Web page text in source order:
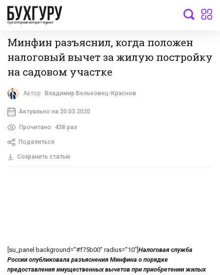
бухгалтерский интернет-журнал
Минфин разъяснил, когда положен
налоговый вычет за жилую постройку
на садовом участке
Автор: Владимир Бельковец-Краснов
Актуально на 20.03.2020
Прочитано: 438 раз
Поделиться
Сохранить статью
[su_panel background=”#f75b00″ radius=”10″] Налоговая служба
России опубликовала разъяснения Минфина о порядке
предоставления имущественных вычетов при приобретении жилых